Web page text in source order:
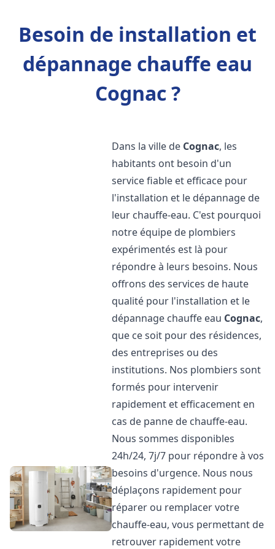
Besoin de installation et
dépannage chauffe eau
Cognac ?
Dans la ville de Cognac, les
habitants ont besoin d'un
service fiable et efficace pour
l'installation et le dépannage de
leur chauffe-eau. C'est pourquoi
notre équipe de plombiers
expérimentés est là pour
répondre à leurs besoins. Nous
offrons des services de haute
qualité pour l'installation et le
dépannage chauffe eau Cognac,
que ce soit pour des résidences,
des entreprises ou des
institutions. Nos plombiers sont
formés pour intervenir
rapidement et efficacement en
cas de panne de chauffe-eau.
Nous sommes disponibles
24h/24, 7j/7 pour répondre à vos
besoins d'urgence. Nous nous
déplaçons rapidement pour
réparer ou remplacer votre
chauffe-eau, vous permettant de
retrouver rapidement votre